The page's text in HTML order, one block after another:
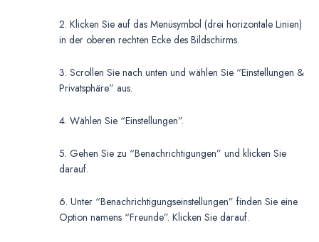
2. Klicken Sie auf das Menüsymbol (drei horizontale Linien)
in der oberen rechten Ecke des Bildschirms.
3. Scrollen Sie nach unten und wählen Sie “Einstellungen &
Privatsphäre” aus.
4. Wählen Sie “Einstellungen”.
5. Gehen Sie zu “Benachrichtigungen” und klicken Sie
darauf.
6. Unter “Benachrichtigungseinstellungen” finden Sie eine
Option namens “Freunde”. Klicken Sie darauf.